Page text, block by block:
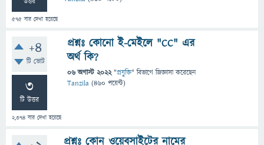
575 বার দেখা হয়েছে
+4
টি ভোট
3
টি উত্তর
2,374 বার দেখা হয়েছে
প্রশ্নঃ কোনো ই-মেইলে "CC" এর
অর্থ কি?
06 অগাস্ট 2022 "প্রযুক্তি" বিভাগে জিজ্ঞাসাকরেছেন
Tanzila (460 পয়েন্ট)
প্রশ্নঃ কোন ওয়েবসাইটের নামের